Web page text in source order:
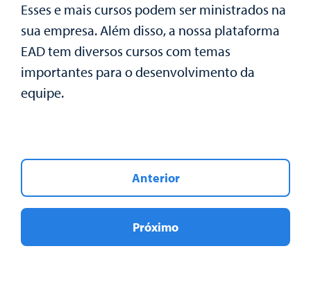
Esses e mais cursos podem ser ministrados na
sua empresa. Além disso, a nossa plataforma
EAD tem diversos cursos com temas
importantes para o desenvolvimento da
equipe.
Anterior
Próximo